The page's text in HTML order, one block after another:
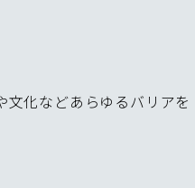
化などあらゆるバリアを